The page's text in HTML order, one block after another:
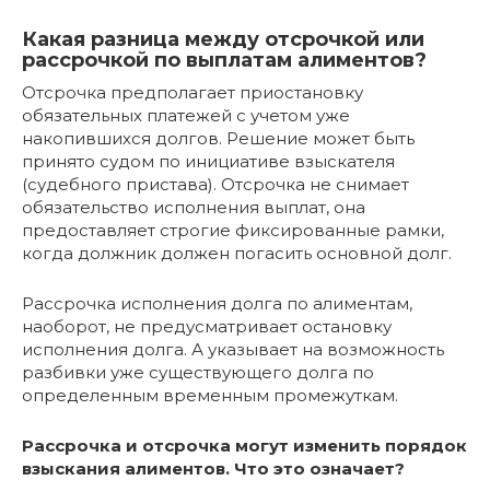
Какая разница между отсрочкой или
рассрочкой по выплатам алиментов?
Отсрочка предполагает приостановку
обязательных платежей с учетом уже
накопившихся долгов. Решение может быть
принято судом по инициативе взыскателя
(судебного пристава). Отсрочка не снимает
обязательство исполнения выплат, она
предоставляет строгие фиксированные рамки,
когда должник должен погасить основной долг.
Рассрочка исполнения долга по алиментам,
наоборот, не предусматривает остановку
исполнения долга. А указывает на возможность
разбивки уже существующего долга по
определенным временным промежуткам.
Рассрочка и отсрочка могут изменить порядок
взыскания алиментов. Что это означает?